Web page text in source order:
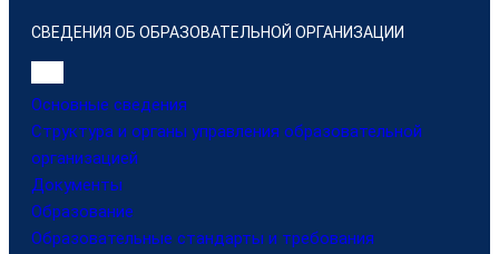
СВЕДЕНИЯ ОБ ОБРАЗОВАТЕЛЬНОЙ ОРГАНИЗАЦИИ
Основные сведения
Структура и органы управления образовательной
организацией
Документы
Образование
Образовательные стандарты и требования